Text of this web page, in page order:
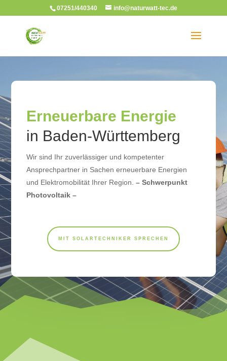
07251/440340 info@naturwatt-tec.de
Erneuerbare Energie
in Baden-Württemberg
Wir sind Ihr zuverlässiger und kompetenter
Ansprechpartner in Sachen erneuerbare Energien
und Elektromobilität Ihrer Region.– Schwerpunkt
Photovoltaik –
MIT SOLARTECHNIKER SPRECHEN